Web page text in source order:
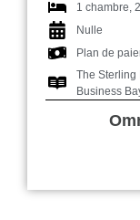
1 chambre,
Nulle
Plan de
The Sterling
Business